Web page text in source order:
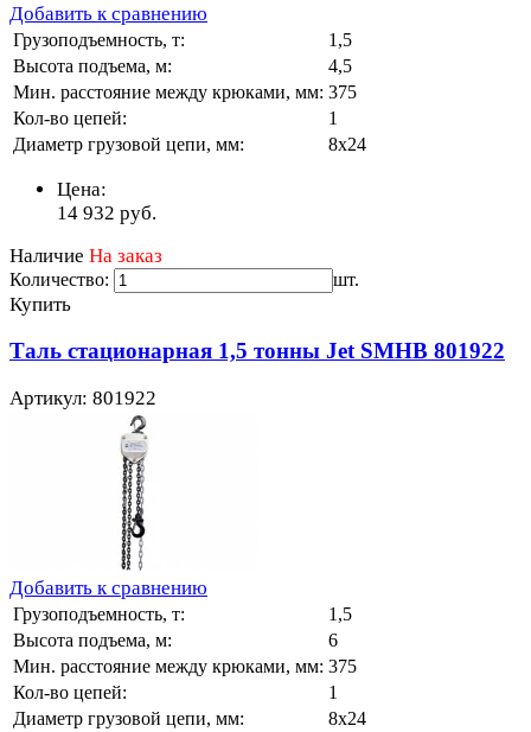
Добавить к сравнению
Грузоподъемность, т:
1,5
Высота подъема, м:
4,5
Мин. расстояние между крюками, мм: 375
Кол-во цепей:
1
Диаметр грузовой цепи, мм:
8х24
Цена:
14 932 руб.
Наличие На заказ
Количество: шт.
Купить
Таль стационарная 1,5 тонны Jet SMHB 801922
Артикул: 801922
Добавить к сравнению
Грузоподъемность, т:
1,5
Высота подъема, м:
6
Мин. расстояние между крюками, мм: 375
Кол-во цепей:
1
Диаметр грузовой цепи, мм:
8х24